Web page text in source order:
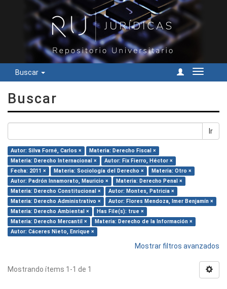
Buscar
Cambiar
Buscar
Ir
Autor: Silva Forné, Carlos ×
Materia: Derecho Fiscal ×
Materia: Derecho Internacional ×
Autor: Fix Fierro, Héctor ×
Fecha: 2011 ×
Materia: Sociología del Derecho ×
Materia: Otro ×
Autor: Padrón Innamorato, Mauricio ×
Materia: Derecho Penal ×
Materia: Derecho Constitucional ×
Autor: Montes, Patricia ×
Materia: Derecho Administrativo ×
Autor: Flores Mendoza, Imer Benjamín ×
Materia: Derecho Ambiental ×
Has File(s): true ×
Materia: Derecho Mercantil ×
Materia: Derecho de la Información ×
Autor: Cáceres Nieto, Enrique ×
Mostrar filtros avanzados
Mostrando ítems 1-1 de 1